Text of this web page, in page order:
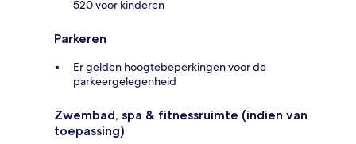
520 voor kinderen
Parkeren
Er gelden hoogtebeperkingen voor de
parkeergelegenheid
Zwembad, spa & fitnessruimte (indien van
toepassing)